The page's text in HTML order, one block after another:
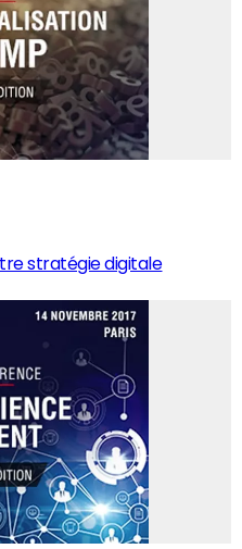
stratégie digitale